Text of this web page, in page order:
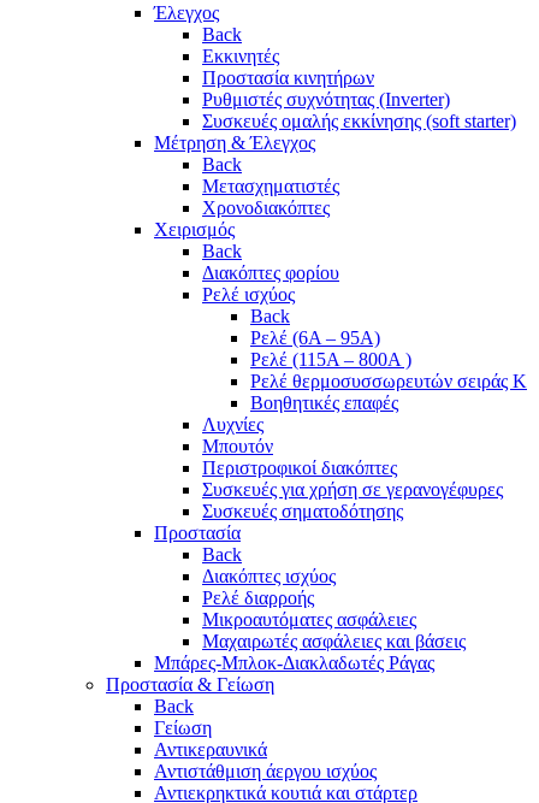
Έλεγχος
Back
Εκκινητές
Προστασία κινητήρων
Ρυθμιστές συχνότητας (Inverter)
Συσκευές ομαλής εκκίνησης (soft starter)
Μέτρηση & Έλεγχος
Back
Μετασχηματιστές
Χρονοδιακόπτες
Χειρισμός
Back
Διακόπτες φορίου
Ρελέ ισχύος
Back
Ρελέ (6A – 95A)
Ρελέ (115A – 800A )
Ρελέ θερμοσυσσωρευτών σειράς Κ
Βοηθητικές επαφές
Λυχνίες
Μπουτόν
Περιστροφικοί διακόπτες
Συσκευές για χρήση σε γερανογέφυρες
Συσκευές σηματοδότησης
Προστασία
Back
Διακόπτες ισχύος
Ρελέ διαρροής
Μικροαυτόματες ασφάλειες
Μαχαιρωτές ασφάλειες και βάσεις
Μπάρες-Μπλοκ-Διακλαδωτές Ράγας
Προστασία & Γείωση
Back
Γείωση
Αντικεραυνικά
Αντιστάθμιση άεργου ισχύος
Αντιεκρηκτικά κουτιά και στάρτερ